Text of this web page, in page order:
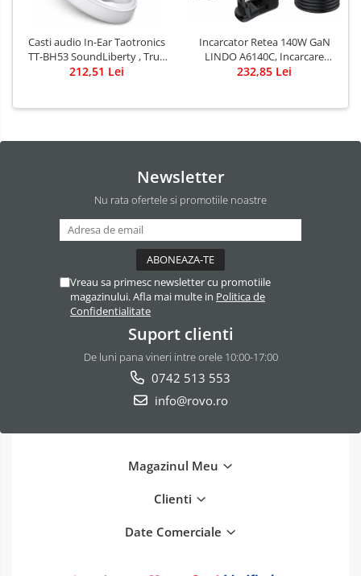
Casti audio In-Ear Taotronics
TT-BH53 SoundLiberty , True
Wireless, Bluetooth 5.0, TWS -
212,51 Lei
Incarcator Retea 140W GaN
LINDO A6140C, Incarcare
rapida, 3xUSB-A, 3XUSB-C,
iPad, iPhone 16 15
232,85 Lei
Newsletter
Nu rata ofertele si promotiile noastre
Vreau sa primesc newsletter cu promotiile
magazinului. Afla mai multe in Politica de
Confidentialitate
Suport clienti
De luni pana vineri intre orele 10:00-17:00
0742 513 553
info@rovo.ro
Magazinul Meu
Clienti
Date Comerciale